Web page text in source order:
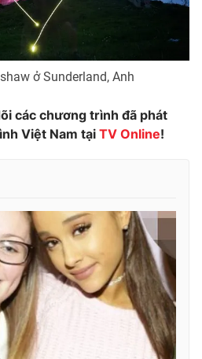
ở Sunderland, Anh
các chương trình đã phát
Việt Nam tại TV Online!